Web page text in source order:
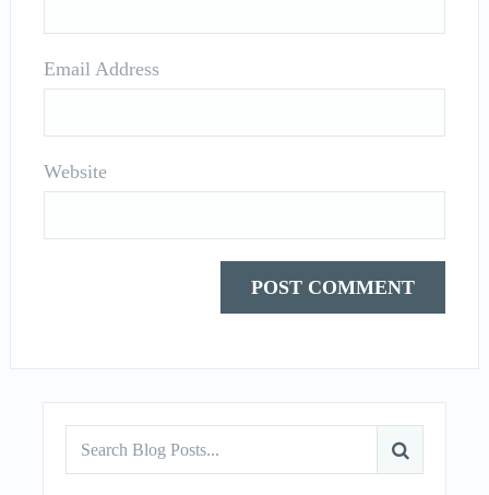
Email Address
Website